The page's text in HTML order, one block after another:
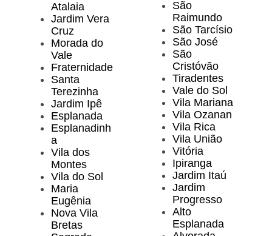
Atalaia
Jardim Vera
Cruz
Morada do
Vale
Fraternidade
Santa
Terezinha
Jardim Ipê
Esplanada
Esplanadinh
a
Vila dos
Montes
Vila do Sol
Maria
Eugênia
Nova Vila
Bretas
São
Raimundo
São Tarcísio
São José
São
Cristóvão
Tiradentes
Vale do Sol
Vila Mariana
Vila Ozanan
Vila Rica
Vila União
Vitória
Ipiranga
Jardim Itaú
Jardim
Progresso
Alto
Esplanada